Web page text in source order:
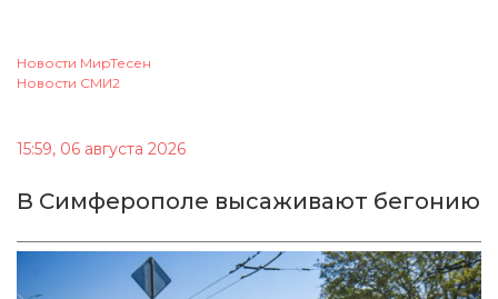
Новости МирТесен
Новости СМИ2
15:59, 06 августа 2026
В Симферополе высаживают бегонию